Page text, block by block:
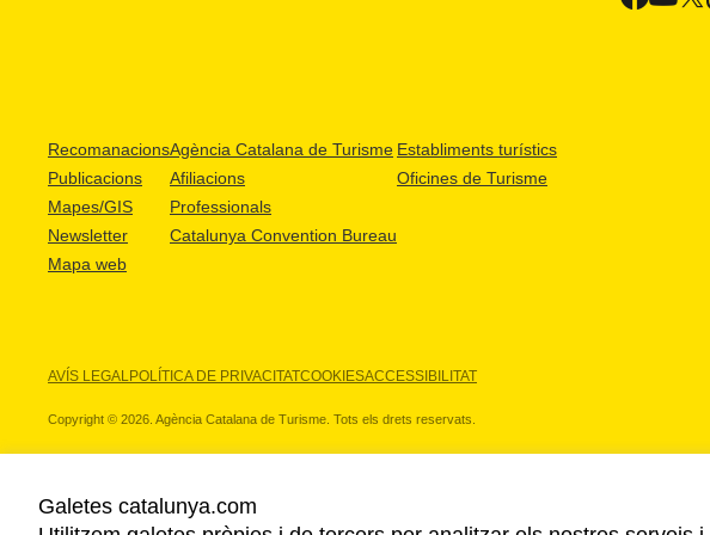
Recomanacions
Publicacions
Mapes/GIS
Newsletter
Mapa web
Agència Catalana de Turisme
Afiliacions
Professionals
Catalunya Convention Bureau
Establiments turístics
Oficines de Turisme
AVÍS LEGALPOLÍTICA DE PRIVACITATCOOKIESACCESSIBILITAT
Copyright © 2026. Agència Catalana de Turisme. Tots els drets reservats.
Galetes catalunya.com